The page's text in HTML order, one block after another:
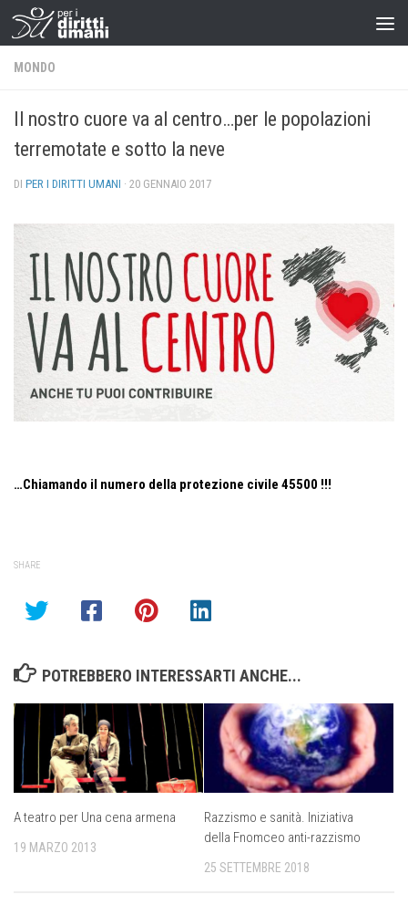
MONDO
Il nostro cuore va al centro…per le popolazioni
terremotate e sotto la neve
DI PER I DIRITTI UMANI · 20 GENNAIO 2017
…Chiamando il numero della protezione civile 45500 !!!
SHARE
POTREBBERO INTERESSARTI ANCHE...
A teatro per Una cena armena
19 MARZO 2013
Razzismo e sanità. Iniziativa
della Fnomceo anti-razzismo
25 SETTEMBRE 2018